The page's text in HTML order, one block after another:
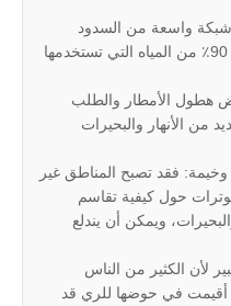
واسعة من السدود
القطاع الزراعي الذي يشرب حوالي 90٪ من المياه التي تستخدمها
هطول الأمطار والطلب
من الأنهار والبحيرات
فقد تصبح المناطق غير
حول كيفية تقاسم
ويمكن أن يندلع
لأن الكثير من الناس
أقيمت في حوضها للري قد